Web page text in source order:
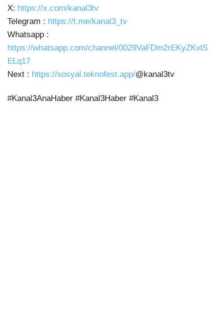
X: https://x.com/kanal3tv
Telegram : https://t.me/kanal3_tv
Whatsapp :
https://whatsapp.com/channel/0029VaFDm2rEKyZKvlS
ELq17
Next : https://sosyal.teknofest.app/@kanal3tv
#Kanal3AnaHaber #Kanal3Haber #Kanal3